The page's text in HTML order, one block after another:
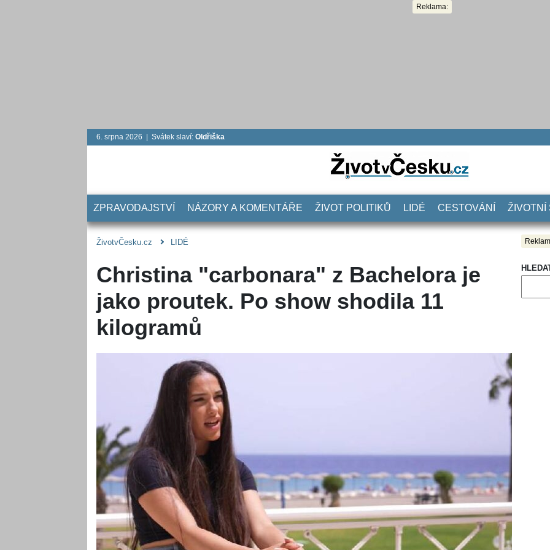
Reklama:
6. srpna 2026 | Svátek slaví: Oldřiška
ZPRAVODAJSTVÍ NÁZORY A KOMENTÁŘE ŽIVOT POLITIKŮ LIDÉ CESTOVÁNÍ ŽIVOTNÍ
ŽivotvČesku.cz LIDÉ
Christina "carbonara" z Bachelora je
jako proutek. Po show shodila 11
kilogramů